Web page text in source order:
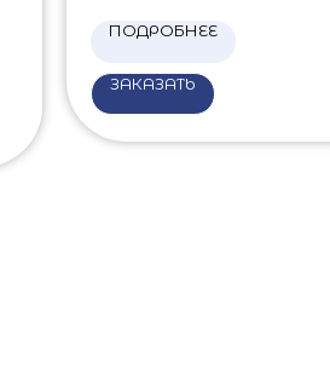
ПОДРОБНЕЕ
ЗАКАЗАТЬ